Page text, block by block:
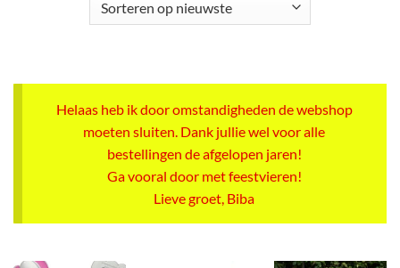
Helaas heb ik door omstandigheden de webshop
moeten sluiten. Dank jullie wel voor alle
bestellingen de afgelopen jaren!
Ga vooral door met feestvieren!
Lieve groet, Biba